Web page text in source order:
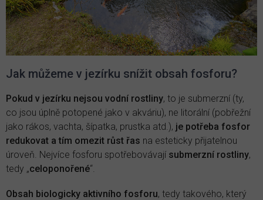
Jak můžeme v jezírku snížit obsah fosforu?
Pokud v jezírku nejsou vodní rostliny, to je submerzní (ty,
co jsou úplně potopené jako v akváriu), ne litorální (pobřežní
jako rákos, vachta, šípatka, prustka atd.), je potřeba fosfor
redukovat a tím omezit růst řas na esteticky přijatelnou
úroveň. Nejvíce fosforu spotřebovávají submerzní rostliny,
tedy „celoponořené“.
Obsah biologicky aktivního fosforu, tedy takového, který